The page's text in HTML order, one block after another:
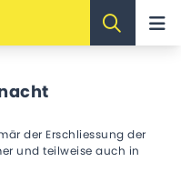
der Erschliessung der
und teilweise auch in